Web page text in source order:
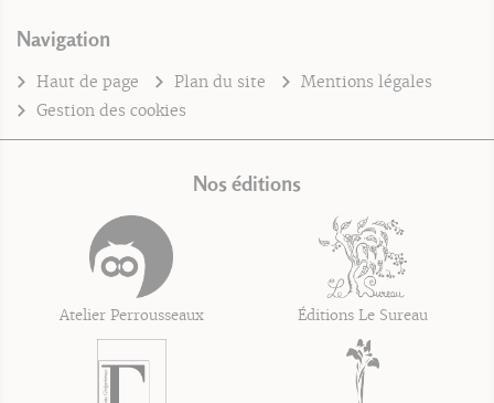
Navigation
Haut de page Plan du site
Mentions légales
Gestion des cookies
Nos éditions
Atelier Perrousseaux Éditions Le Sureau